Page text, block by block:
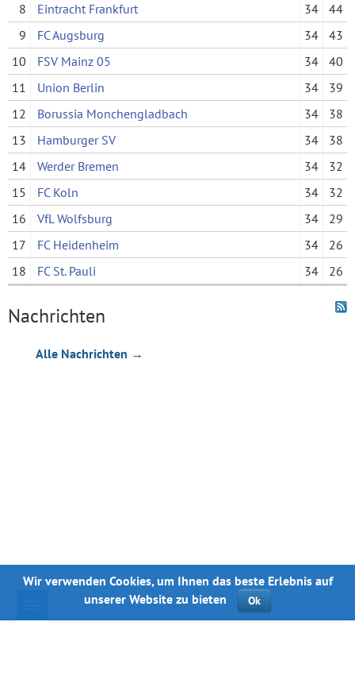
8
Eintracht Frankfurt 34
44
9
FC Augsburg 34
43
10
FSV Mainz 05 34
40
11
Union Berlin 34
39
12
Borussia Monchengladbach 34
38
13
Hamburger SV 34
38
14
Werder Bremen 34
32
15
FC Koln 34
32
16
VfL Wolfsburg 34
29
17
FC Heidenheim 34
26
18
FC St. Pauli 34 26
Nachrichten
Alle Nachrichten →
Wir verwenden Cookies, um Ihnen das beste Erlebnis auf
unserer Website zu bieten
Ok